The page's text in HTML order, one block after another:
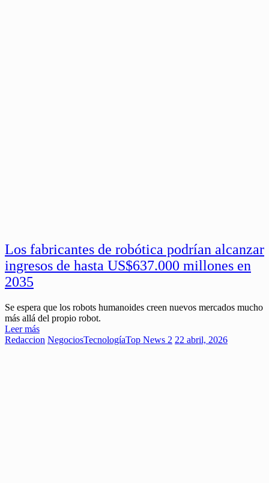
Los fabricantes de robótica podrían alcanzar
ingresos de hasta US$637.000 millones en
2035
Se espera que los robots humanoides creen nuevos mercados mucho
más allá del propio robot.
Leer más
Redaccion NegociosTecnologíaTop News 2 22 abril, 2026